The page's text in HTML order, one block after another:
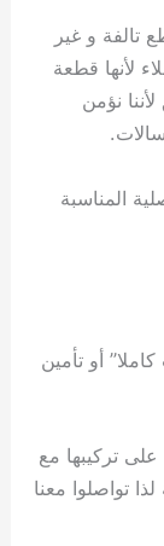
تالفة و غير
لأنها قطعة
نؤمن
المناسبة
أو تأمين
على تركيبها مع
تواصلوا معنا